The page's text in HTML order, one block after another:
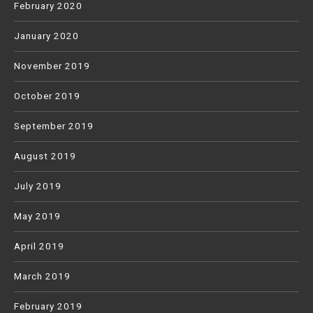
February 2020
January 2020
November 2019
October 2019
September 2019
August 2019
July 2019
May 2019
April 2019
March 2019
February 2019